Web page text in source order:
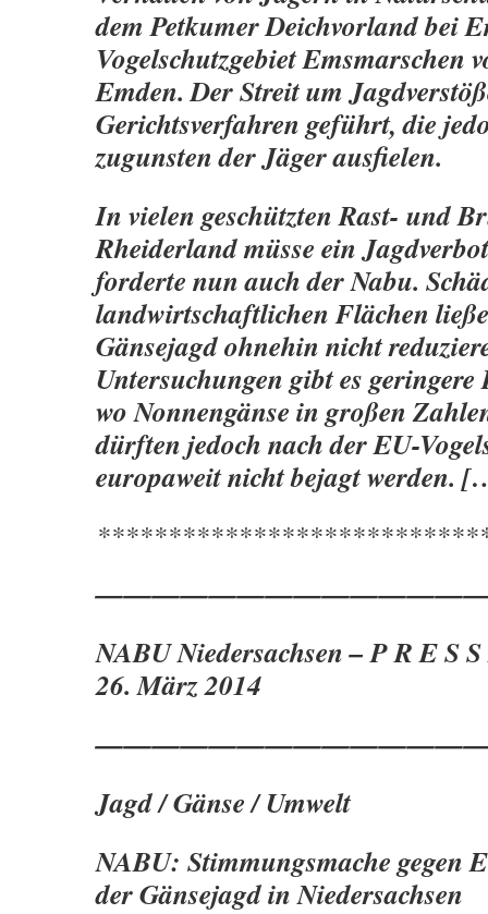
dem Petkumer Deichvorland bei
Vogelschutzgebiet Emsmarschen
Emden. Der Streit um
Gerichtsverfahren geführt, die
zugunsten der Jäger ausfielen.
In vielen geschützten Rast- und
Rheiderland müsse ein
forderte nun auch der Nabu.
landwirtschaftlichen Flächen
Gänsejagd ohnehin nicht
Untersuchungen gibt es
wo Nonnengänse in großen
dürften jedoch nach der EU-
europaweit nicht bejagt werden.
NABU Niedersachsen – P R E S
26. März 2014
Jagd / Gänse / Umwelt
NABU: Stimmungsmache gegen
der Gänsejagd in Niedersachsen